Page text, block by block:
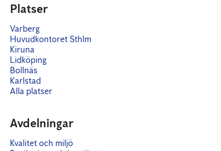
Platser
Varberg
Huvudkontoret Sthlm
Kiruna
Lidköping
Bollnäs
Karlstad
Alla platser
Avdelningar
Kvalitet och miljö